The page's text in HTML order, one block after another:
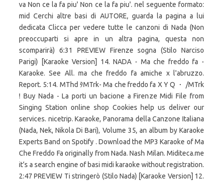
va Non ce la fa piu' Non ce la fa piu'. nel seguente formato:
mid Cerchi altre basi di AUTORE, guarda la pagina a lui
dedicata Clicca per vedere tutte le canzoni di Nada (Non
preoccuparti si apre in un altra pagina, questa non
scomparirà) 6:31 PREVIEW Firenze sogna (Stilo Narciso
Parigi) [Karaoke Version] 14. NADA - Ma che freddo fa -
Karaoke. See All. ma che freddo fa amiche x l'abruzzo.
Report. 5:14. MThd ﾀMTrk- Ma che freddo fa X Y Q ・ /MTrk
! Buy Nada - La porti un bacione a Firenze Midi File from
Singing Station online shop Cookies help us deliver our
services. nicetrip. Karaoke, Panorama della Canzone Italiana
(Nada, Nek, Nikola Di Bari), Volume 35, an album by Karaoke
Experts Band on Spotify . Download the MP3 Karaoke of Ma
Che Freddo Fa originally from Nada. Nash Milan. Miditeca.me
it’s a search engine of basi midi karaoke without registration.
2:47 PREVIEW Ti stringerò (Stilo Nada) [Karaoke Version] 12.